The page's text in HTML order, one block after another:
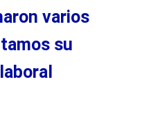
varios
su